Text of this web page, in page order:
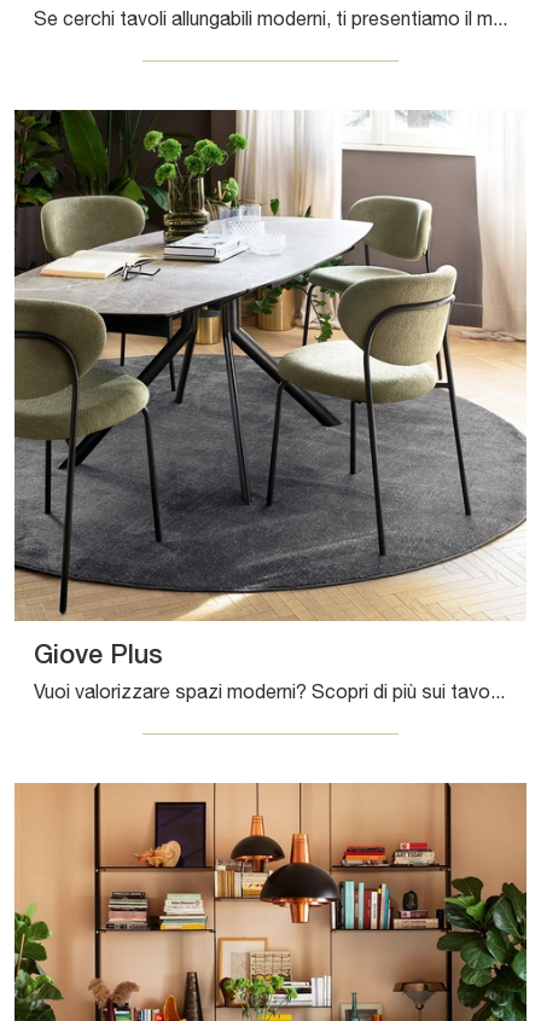
Se cerchi tavoli allungabili moderni, ti presentiamo il modello da cucina in melaminico Snap del brand Connubia.
Giove Plus
Vuoi valorizzare spazi moderni? Scopri di più sui tavoli moderni allungabili: il modello da pranzo Giove Plus ti attende.